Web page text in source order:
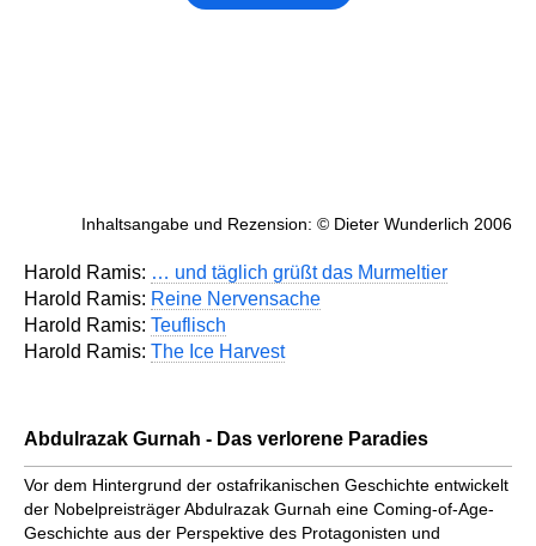
Inhaltsangabe und Rezension: © Dieter Wunderlich 2006
Harold Ramis: … und täglich grüßt das Murmeltier
Harold Ramis: Reine Nervensache
Harold Ramis: Teuflisch
Harold Ramis: The Ice Harvest
Abdulrazak Gurnah - Das verlorene Paradies
Vor dem Hintergrund der ostafrikanischen Geschichte entwickelt
der Nobelpreisträger Abdulrazak Gurnah eine Coming-of-Age-
Geschichte aus der Perspektive des Protagonisten und